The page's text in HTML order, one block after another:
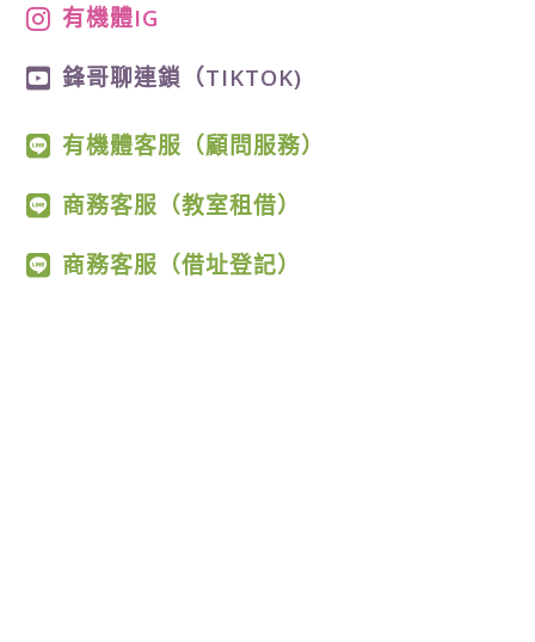
有機體IG
鋒哥聊連鎖（TIKTOK)
有機體客服（顧問服務）
商務客服（教室租借）
商務客服（借址登記）